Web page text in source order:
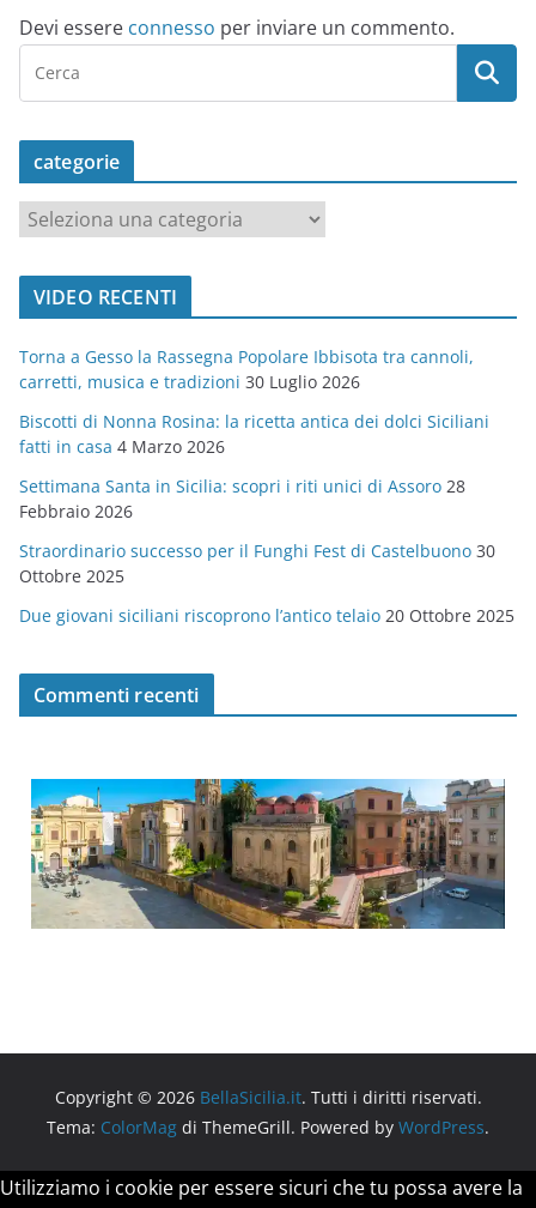
Devi essere connesso per inviare un commento.
categorie
a
t
o
r
i
e
VIDEO RECENTI
Torna a Gesso la Rassegna Popolare Ibbisota tra cannoli,
carretti, musica e tradizioni 30 Luglio 2026
Biscotti di Nonna Rosina: la ricetta antica dei dolci Siciliani
fatti in casa 4 Marzo 2026
Settimana Santa in Sicilia: scopri i riti unici di Assoro 28
Febbraio 2026
Straordinario successo per il Funghi Fest di Castelbuono 30
Ottobre 2025
Due giovani siciliani riscoprono l’antico telaio 20 Ottobre 2025
Commenti recenti
Copyright © 2026 BellaSicilia.it. Tutti i diritti riservati.
Tema: ColorMag di ThemeGrill. Powered by WordPress.
Utilizziamo i cookie per essere sicuri che tu possa avere la